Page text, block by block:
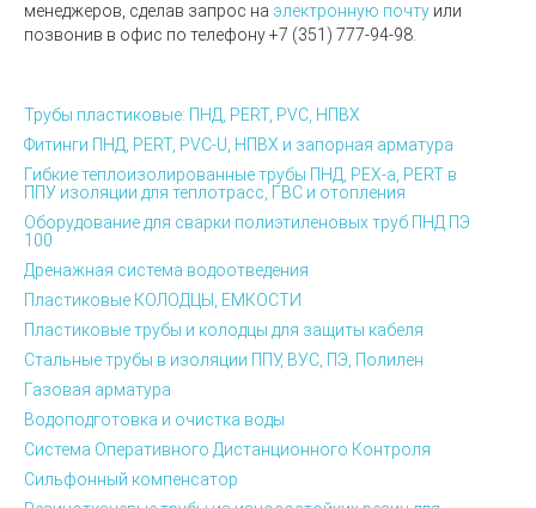
менеджеров, сделав запрос на электронную почту или
позвонив в офис по телефону+7 (351) 777-94-98.
Трубы пластиковые: ПНД, PERT, PVC, НПВХ
Фитинги ПНД, PERT, PVC-U, НПВХ и запорная арматура
Гибкие теплоизолированные трубы ПНД, PEX-а, PERT в
ППУ изоляции для теплотрасс, ГВС и отопления
Оборудование для сварки полиэтиленовых труб ПНД ПЭ
100
Дренажная система водоотведения
Пластиковые КОЛОДЦЫ, ЕМКОСТИ
Пластиковые трубы и колодцы для защиты кабеля
Стальные трубы в изоляции ППУ, ВУС, ПЭ, Полилен
Газовая арматура
Водоподготовка и очистка воды
Система Оперативного Дистанционного Контроля
Сильфонный компенсатор